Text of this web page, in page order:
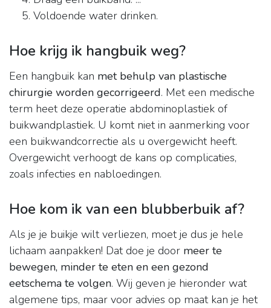
Voldoende water drinken.
Hoe krijg ik hangbuik weg?
Een hangbuik kan met behulp van plastische
chirurgie worden gecorrigeerd. Met een medische
term heet deze operatie abdominoplastiek of
buikwandplastiek. U komt niet in aanmerking voor
een buikwandcorrectie als u overgewicht heeft.
Overgewicht verhoogt de kans op complicaties,
zoals infecties en nabloedingen.
Hoe kom ik van een blubberbuik af?
Als je je buikje wilt verliezen, moet je dus je hele
lichaam aanpakken! Dat doe je door meer te
bewegen, minder te eten en een gezond
eetschema te volgen. Wij geven je hieronder wat
algemene tips, maar voor advies op maat kan je het